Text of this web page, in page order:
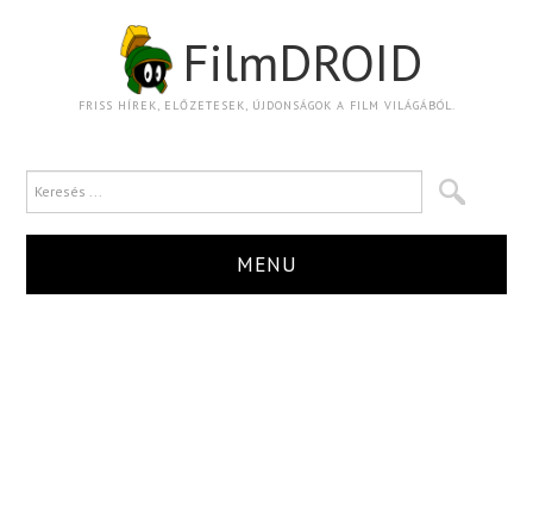
FilmDROID
FRISS HÍREK, ELŐZETESEK, ÚJDONSÁGOK A FILM VILÁGÁBÓL.
MENU